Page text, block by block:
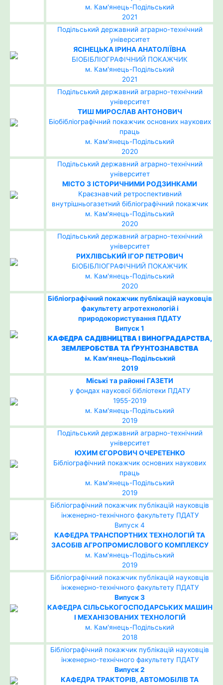
м. Кам'янець-Подільський
2021
Подільський державний аграрно-технічний
університет
ЯСІНЕЦЬКА ІРИНА АНАТОЛІЇВНА
БІОБІБЛІОГРАФІЧНИЙ ПОКАЖЧИК
м. Кам'янець-Подільський
2021
Подільський державний аграрно-технічний
університет
ТИШ МИРОСЛАВ АНТОНОВИЧ
Біобібліографічний покажчик основних наукових
праць
м. Кам'янець-Подільський
2020
Подільський державний аграрно-технічний
університет
МІСТО З ІСТОРИЧНИМИ РОДЗИНКАМИ
Краєзнавчий ретроспективний
внутрішньогазетний бібліографічний покажчик
м. Кам'янець-Подільський
2020
Подільський державний аграрно-технічний
університет
РИХЛІВСЬКИЙ ІГОР ПЕТРОВИЧ
БІОБІБЛІОГРАФІЧНИЙ ПОКАЖЧИК
м. Кам'янець-Подільський
2020
Бібліографічний покажчик публікацій науковців
факультету агротехнологій і
природокористування ПДАТУ
Випуск 1
КАФЕДРА САДІВНИЦТВА І ВИНОГРАДАРСТВА,
ЗЕМЛЕРОБСТВА ТА ҐРУНТОЗНАВСТВА
м. Кам'янець-Подільський
2019
Міські та районні ГАЗЕТИ
у фондах наукової бібліотеки ПДАТУ
1955-2019
м. Кам'янець-Подільський
2019
Подільський державний аграрно-технічний
університет
ЮХИМ ЄГОРОВИЧ ОЧЕРЕТЕНКО
Бібліографічний покажчик основних наукових
праць
м. Кам'янець-Подільський
2019
Бібліографічний покажчик публікацій науковців
інженерно-технічного факультету ПДАТУ
Випуск 4
КАФЕДРА ТРАНСПОРТНИХ ТЕХНОЛОГІЙ ТА
ЗАСОБІВ АГРОПРОМИСЛОВОГО КОМПЛЕКСУ
м. Кам'янець-Подільський
2019
Бібліографічний покажчик публікацій науковців
інженерно-технічного факультету ПДАТУ
Випуск 3
КАФЕДРА СІЛЬСЬКОГОСПОДАРСЬКИХ МАШИН
І МЕХАНІЗОВАНИХ ТЕХНОЛОГІЙ
м. Кам'янець-Подільський
2018
Бібліографічний покажчик публікацій науковців
інженерно-технічного факультету ПДАТУ
Випуск 2
КАФЕДРА ТРАКТОРІВ, АВТОМОБІЛІВ ТА